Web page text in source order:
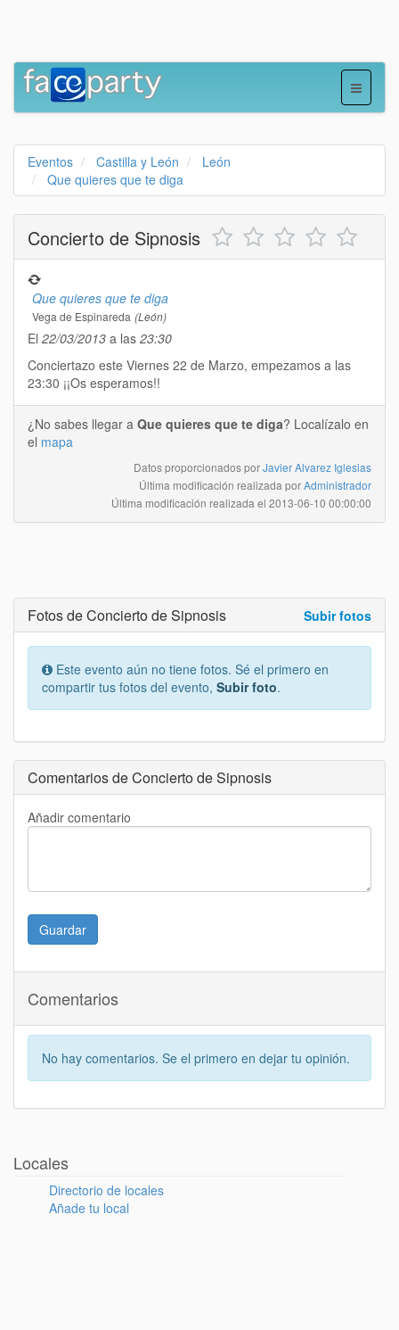
Eventos Castilla y León
León
Que quieres que te diga
Concierto de Sipnosis
Que quieres que te diga
Vega de Espinareda (León)
El 22/03/2013 a las 23:30
Conciertazo este Viernes 22 de Marzo, empezamos a las
23:30 ¡¡Os esperamos!!
¿No sabes llegar a Que quieres que te diga? Localízalo en
el mapa
Datos proporcionados porJavier Alvarez Iglesias
Última modificación realizada porAdministrador
Última modificación realizada el 2013-06-10 00:00:00
Subir fotos
Fotos de Concierto de Sipnosis
Este evento aún no tiene fotos. Sé el primero en
compartir tus fotos del evento, Subir foto.
Comentarios de Concierto de Sipnosis
Añadir comentario
Guardar
Comentarios
No hay comentarios. Se el primero en dejar tu opinión.
Locales
Directorio de locales
Añade tu local